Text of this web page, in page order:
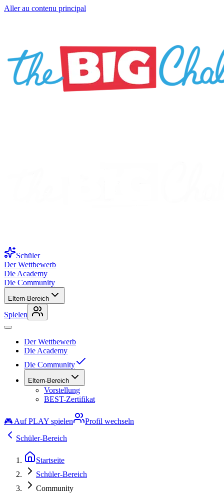
Aller au contenu principal
Schüler
Der Wettbewerb
Die Academy
Die Community
Eltern-Bereich
Spielen
Der Wettbewerb
Die Academy
Die Community
Eltern-Bereich
Vorstellung
BEST-Zertifikat
🎮 Auf PLAY spielen
Profil wechseln
Schüler-Bereich
Startseite
Schüler-Bereich
Community